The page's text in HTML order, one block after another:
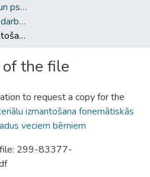
A -- Izglītības zinātņu un psiholoģijas fakultāte / Faculty of Education Sciences and Psychology
Bakalaura un maģistra darbi (PPMF) / Bachelor's and Master's theses
Dabas materiālu izmantošana fonemātiskās uztveres pilnveidē 5 – 6 gadus veciem bērniem
of the file
to request a copy for the
izmantošana fonemātiskās
veciem bērniem
299-83377-